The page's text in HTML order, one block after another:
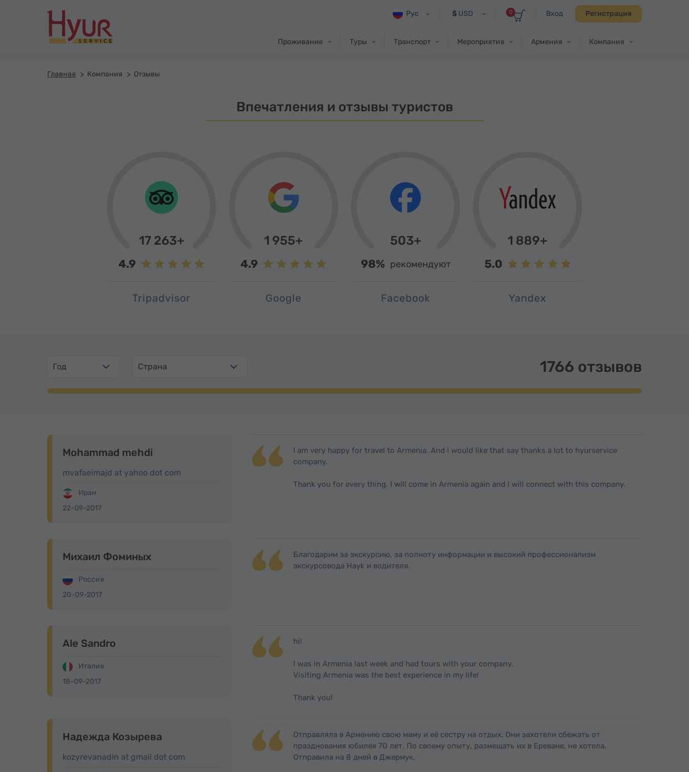
Вход Регистрация
0
$USD
Рус
Проживание Туры Транспорт Мероприятия Армения Компания
Главная Компания Отзывы
Впечатления и отзывы туристов
17 263+
4.9
Tripadvisor
1 955+
4.9
Google
503+
98% рекомендуют
Facebook
1 889+
5.0
Yandex
Год Страна 1766 отзывов
Mohammad mehdi
mvafaeimajd at yahoo dot com
Иран
22-09-2017
I am very happy for travel to Armenia. And i would like that say thanks a lot to hyurservice
company.
Thank you for every thing. I will come in Armenia again and i will connect with this company.
Михаил Фоминых
Россия
20-09-2017
Благодарим за экскурсию, за полноту информации и высокий профессионализм
экскурсовода Hayk и водителя.
Ale Sandro
Италия
18-09-2017
hi!
I was in Armenia last week and had tours with your company.
Visiting Armenia was the best experience in my life!
Thank you!
Надежда Козырева
kozyrevanadin at gmail dot com
Отправляла в Армению свою маму и её сестру на отдых. Они захотели сбежать от
празднования юбилея 70 лет. По своему опыту, размещать их в Ереване, не хотела.
Отправила на 8 дней в Джермук.